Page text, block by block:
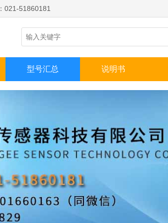
021-51860181
型号汇总 说明书